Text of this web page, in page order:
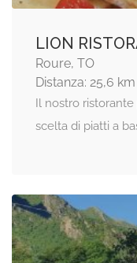
LION
Roure, TO
Distanza: 25,6 km
Il nostro
scelta di piatti a